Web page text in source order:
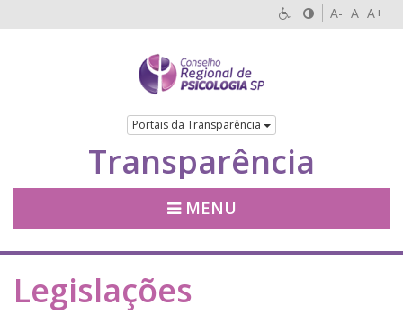
A- A A+
Portais da Transparência
Transparência
MENU
Legislações